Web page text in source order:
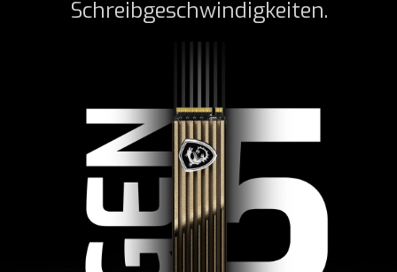
Schreibgeschwindigkeiten.